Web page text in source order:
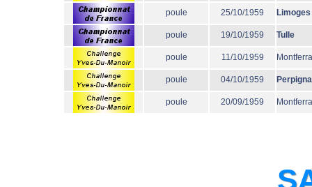
poule 25/10/1959 Limoges
poule 19/10/1959 Tulle
poule 11/10/1959
poule 04/10/1959
poule 20/09/1959